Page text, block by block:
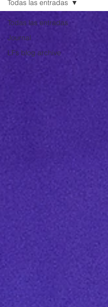
Todas las entradas
Journal
LFs blog archive
Todas las entradas